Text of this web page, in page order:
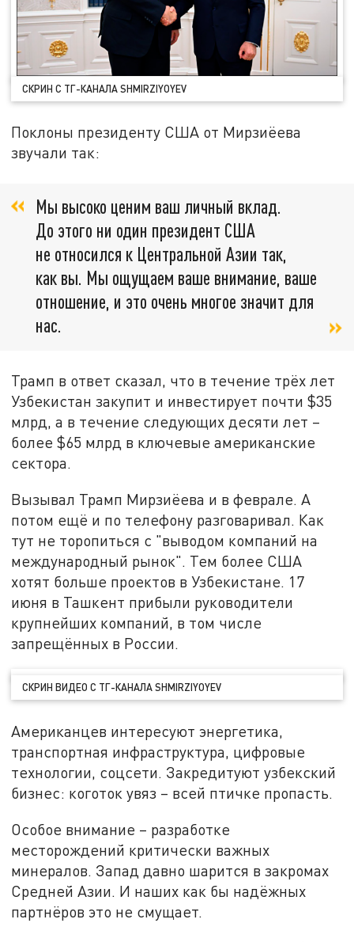
СКРИН С ТГ-КАНАЛА SHMIRZIYOYEV
Поклоны президенту США от Мирзиёева
звучали так:
Мы высоко ценим ваш личный вклад.
До этого ни один президент США
не относился к Центральной Азии так,
как вы. Мы ощущаем ваше внимание, ваше
отношение, и это очень многое значит для
нас.
Трамп в ответ сказал, что в течение трёх лет
Узбекистан закупит и инвестирует почти $35
млрд, а в течение следующих десяти лет –
более $65 млрд в ключевые американские
сектора.
Вызывал Трамп Мирзиёева и в феврале. А
потом ещё и по телефону разговаривал. Как
тут не торопиться с "выводом компаний на
международный рынок". Тем более США
хотят больше проектов в Узбекистане. 17
июня в Ташкент прибыли руководители
крупнейших компаний, в том числе
запрещённых в России.
СКРИН ВИДЕО С ТГ-КАНАЛА SHMIRZIYOYEV
Американцев интересуют энергетика,
транспортная инфраструктура, цифровые
технологии, соцсети. Закредитуют узбекский
бизнес: коготок увяз – всей птичке пропасть.
Особое внимание – разработке
месторождений критически важных
минералов. Запад давно шарится в закромах
Средней Азии. И наших как бы надёжных
партнёров это не смущает.